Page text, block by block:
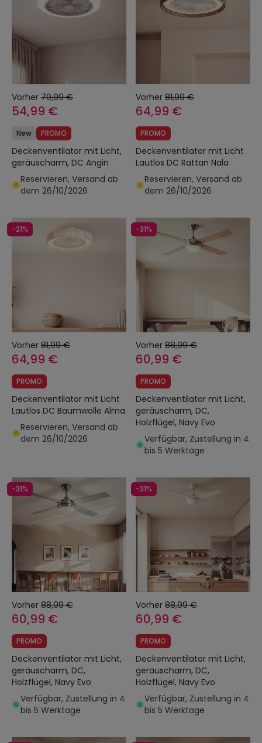
Vorher 70,99 €
54,99 €
New PROMO
Deckenventilator mit Licht,
geräuscharm, DC Angin
Reservieren, Versand ab
dem 26/10/2026
Vorher 81,99 €
64,99 €
PROMO
Deckenventilator mit Licht
Lautlos DC Rattan Nala
Reservieren, Versand ab
dem 26/10/2026
-21%
Vorher 81,99 €
64,99 €
PROMO
Deckenventilator mit Licht
Lautlos DC Baumwolle Alma
Reservieren, Versand ab
dem 26/10/2026
-31%
Vorher 88,99 €
60,99 €
PROMO
Deckenventilator mit Licht,
geräuscharm, DC,
Holzflügel, Navy Evo
Verfügbar, Zustellung in 4
bis 5 Werktage
-31%
Vorher 88,99 €
60,99 €
PROMO
Deckenventilator mit Licht,
geräuscharm, DC,
Holzflügel, Navy Evo
Verfügbar, Zustellung in 4
bis 5 Werktage
-31%
Vorher 88,99 €
60,99 €
PROMO
Deckenventilator mit Licht,
geräuscharm, DC,
Holzflügel, Navy Evo
Verfügbar, Zustellung in 4
bis 5 Werktage